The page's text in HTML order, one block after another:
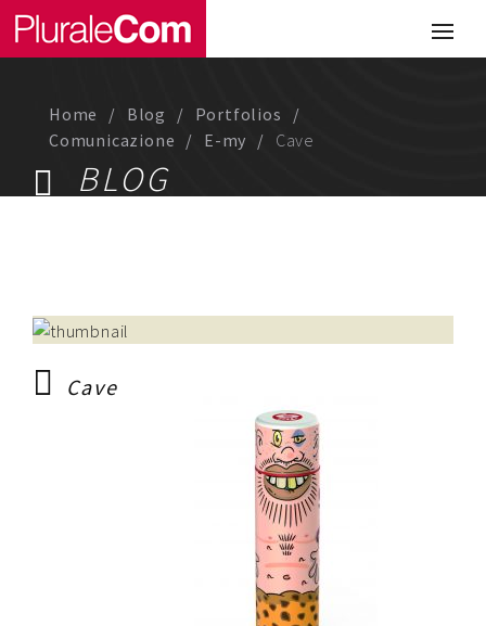
Portfolio
Comunicazione
Chi siamo
Lavora con noi
Home Blog
Portfolios
Comunicazione
E-my Cave
BLOG
Cave